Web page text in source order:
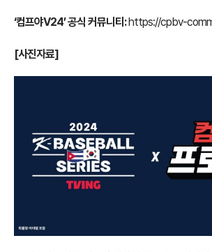
‘컴프야V24’ 공식 커뮤니티:https://cpbv-
[사진자료]